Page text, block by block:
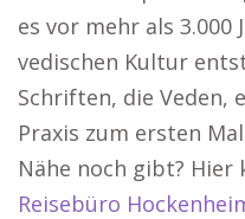
es vor mehr als 3.000
vedischen Kultur
Schriften, die Veden,
Praxis zum ersten
Nähe noch gibt? Hier
Reisebüro